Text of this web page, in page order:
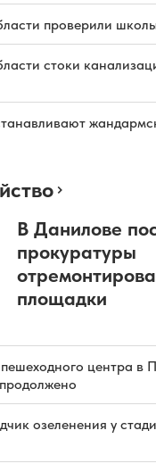
проверили
стоки
В Данилове
прокуратуры
площадки
центра в
озеленения у